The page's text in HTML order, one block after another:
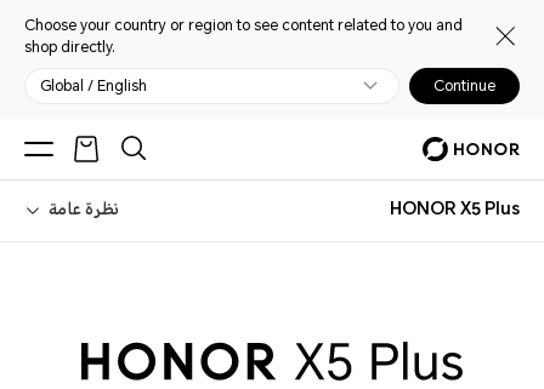
Choose your country or region to see content related to you and
shop directly.
Global / English Continue
HONOR X5 Plus نظرة عامة